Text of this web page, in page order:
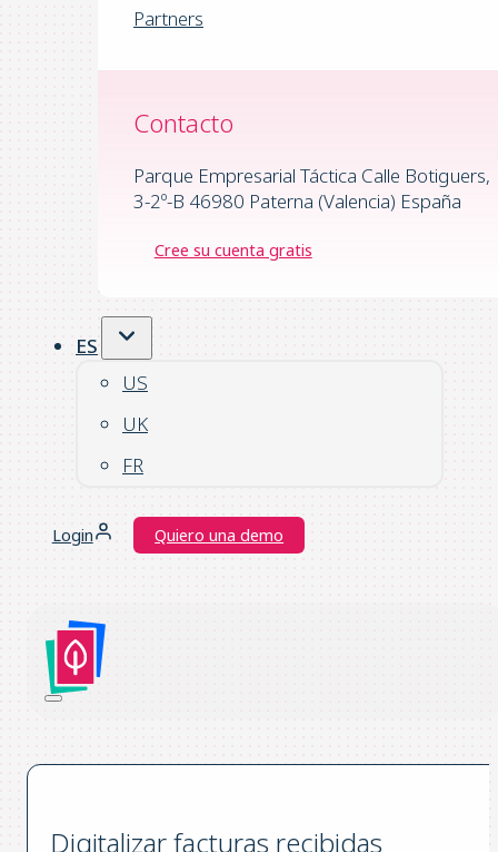
Partners
Contacto
Parque Empresarial Táctica Calle Botiguers,
3-2º-B 46980 Paterna (Valencia) España
Cree su cuenta gratis
ES
US
UK
FR
Login Quiero una demo
Digitalizar facturas recibidas